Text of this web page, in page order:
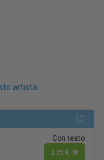
artista.
Con testo
2,19 €